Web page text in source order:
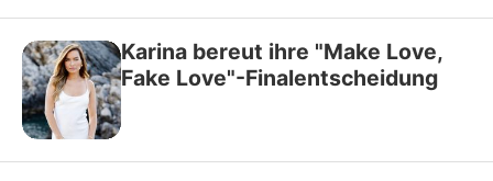
Karina bereut ihre "Make Love,
Fake Love"-Finalentscheidung